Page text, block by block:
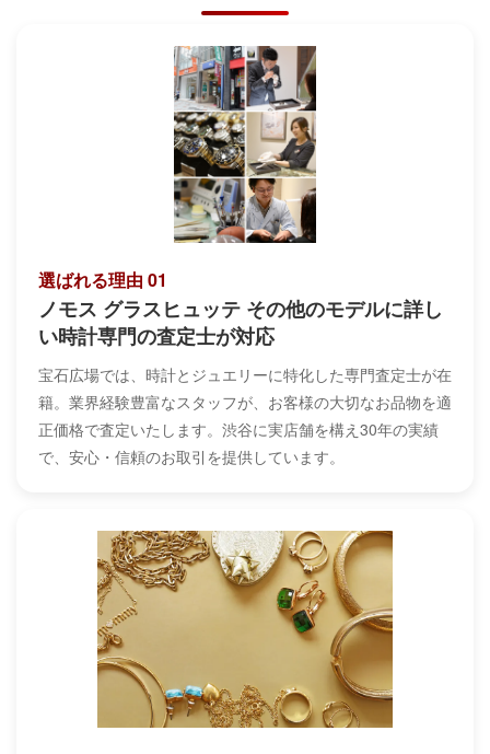
選ばれる理由 01
ノモス グラスヒュッテ その他のモデルに詳し
い時計専門の査定士が対応
宝石広場では、時計とジュエリーに特化した専門査定士が在
籍。業界経験豊富なスタッフが、お客様の大切なお品物を適
正価格で査定いたします。渋谷に実店舗を構え30年の実績
で、安心・信頼のお取引を提供しています。